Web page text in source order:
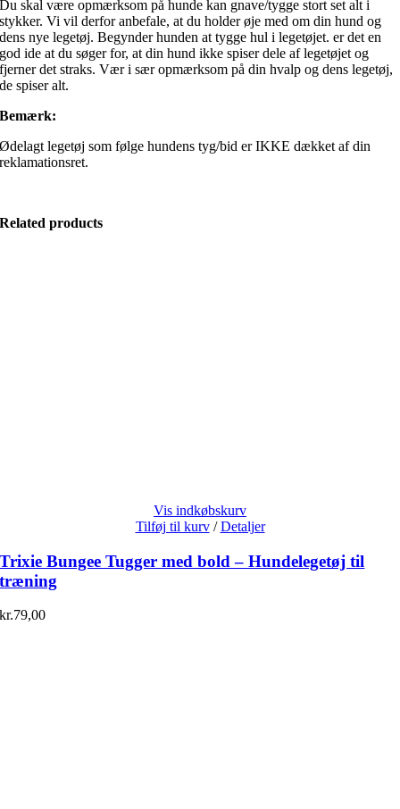
Du skal være opmærksom på hunde kan gnave/tygge stort set alt i
stykker. Vi vil derfor anbefale, at du holder øje med om din hund og
dens nye legetøj. Begynder hunden at tygge hul i legetøjet. er det en
god ide at du søger for, at din hund ikke spiser dele af legetøjet og
fjerner det straks. Vær i sær opmærksom på din hvalp og dens legetøj,
de spiser alt.
Bemærk:
Ødelagt legetøj som følge hundens tyg/bid er IKKE dækket af din
reklamationsret.
Related products
Vis indkøbskurv
Tilføj til kurv / Detaljer
Trixie Bungee Tugger med bold – Hundelegetøj til
træning
kr.79,00